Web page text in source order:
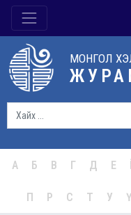
МОНГОЛ
А Б В Г Д Е
П Р С Т У Ү